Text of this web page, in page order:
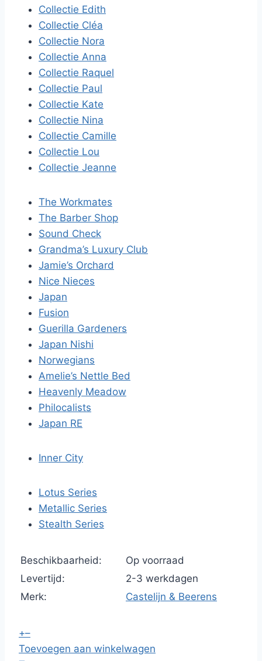
Collectie Edith
Collectie Cléa
Collectie Nora
Collectie Anna
Collectie Raquel
Collectie Paul
Collectie Kate
Collectie Nina
Collectie Camille
Collectie Lou
Collectie Jeanne
The Workmates
The Barber Shop
Sound Check
Grandma’s Luxury Club
Jamie’s Orchard
Nice Nieces
Japan
Fusion
Guerilla Gardeners
Japan Nishi
Norwegians
Amelie’s Nettle Bed
Heavenly Meadow
Philocalists
Japan RE
Inner City
Lotus Series
Metallic Series
Stealth Series
Beschikbaarheid:
Op voorraad
Levertijd:
2-3 werkdagen
Merk:
Castelijn & Beerens
+–
Toevoegen aan winkelwagen